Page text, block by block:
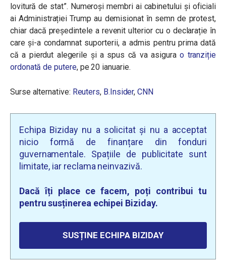
lovitură de stat”. Numeroși membri ai cabinetului și oficiali
ai Administrației Trump au demisionat în semn de protest,
chiar dacă președintele a revenit ulterior cu o declarație în
care și-a condamnat suporterii, a admis pentru prima dată
că a pierdut alegerile și a spus că va asigurao tranziție
ordonată de putere, pe 20 ianuarie.
Surse alternative: Reuters, B.Insider,CNN
Echipa Biziday nu a solicitat și nu a acceptat
nicio formă de finanțare din fonduri
guvernamentale. Spațiile de publicitate sunt
limitate, iar reclama neinvazivă.
Dacă îți place ce facem, poți contribui tu
pentru susținerea echipei Biziday.
SUSȚINE ECHIPA BIZIDAY